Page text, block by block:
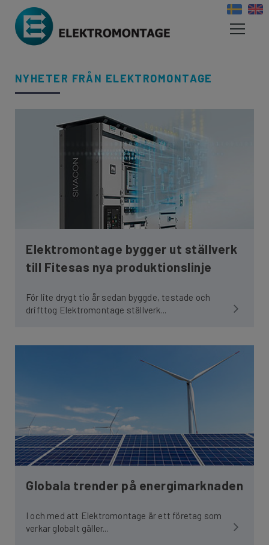
NYHETER FRÅN ELEKTROMONTAGE
Elektromontage bygger ut ställverk
till Fitesas nya produktionslinje
För lite drygt tio år sedan byggde, testade och
drifttog Elektromontage ställverk...
Globala trender på energimarknaden
I och med att Elektromontage är ett företag som
verkar globalt gäller...